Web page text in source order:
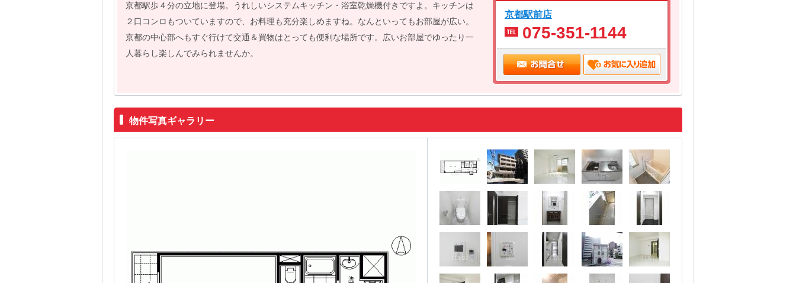
京都駅歩４分の立地に登場。うれしいシステムキッチン・浴室乾燥機付きですよ。キッチンは
２口コンロもついていますので、お料理も充分楽しめますね。なんといってもお部屋が広い。
京都の中心部へもすぐ行けて交通＆買物はとっても便利な場所です。広いお部屋でゆったり一
人暮らし楽しんでみられませんか。
京都駅前店
075-351-1144
物件写真ギャラリー